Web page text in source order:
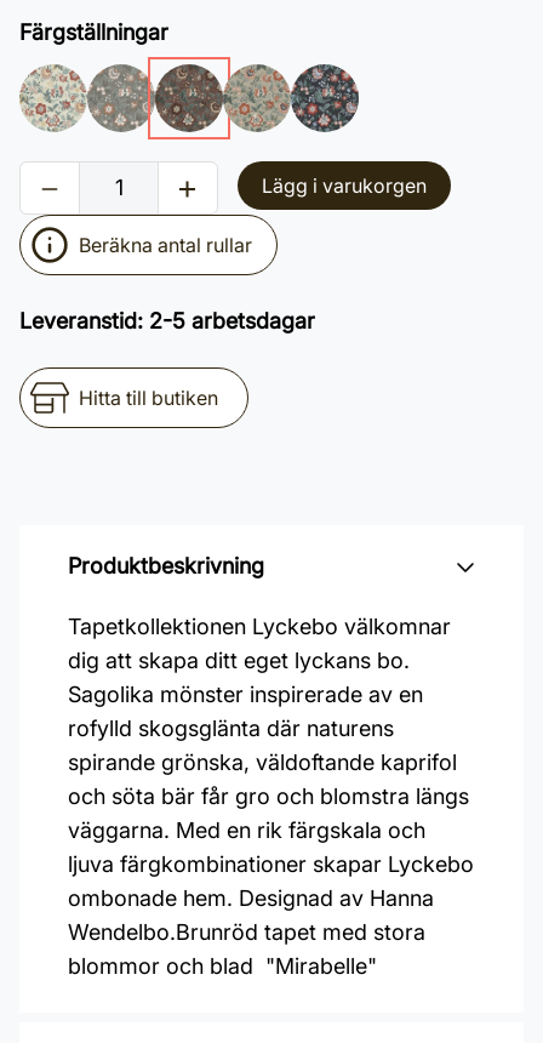
Färgställningar
Lägg i varukorgen
Beräkna antal rullar
Leveranstid: 2-5 arbetsdagar
Hitta till butiken
Produktbeskrivning
Tapetkollektionen Lyckebo välkomnar
dig att skapa ditt eget lyckans bo.
Sagolika mönster inspirerade av en
rofylld skogsglänta där naturens
spirande grönska, väldoftande kaprifol
och söta bär får gro och blomstra längs
väggarna. Med en rik färgskala och
ljuva färgkombinationer skapar Lyckebo
ombonade hem. Designad av Hanna
Wendelbo.Brunröd tapet med stora
blommor och blad "Mirabelle"